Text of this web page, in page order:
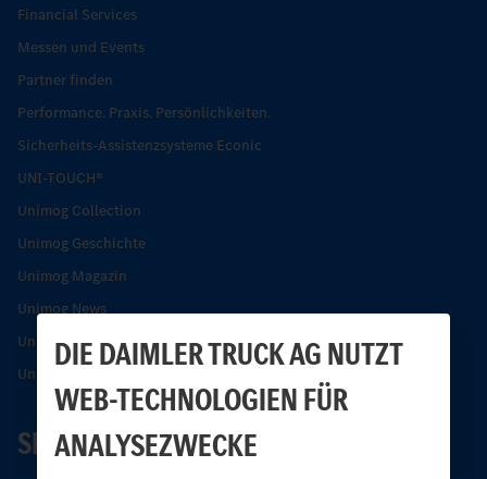
DIE DAIMLER TRUCK AG NUTZT
WEB-TECHNOLOGIEN FÜR
ANALYSEZWECKE
Financial Services
Messen und Events
Partner finden
Performance. Praxis. Persönlichkeiten.
Sicherheits-Assistenzsysteme Econic
UNI-TOUCH®
Unimog Collection
Unimog Geschichte
Unimog Magazin
Unimog News
Unimog Partner-Portal
Unimog Sicherheit
SERVICE